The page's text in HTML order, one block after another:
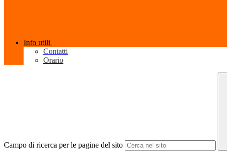
Info utili
Contatti
Orario
Campo di ricerca per le pagine del sito